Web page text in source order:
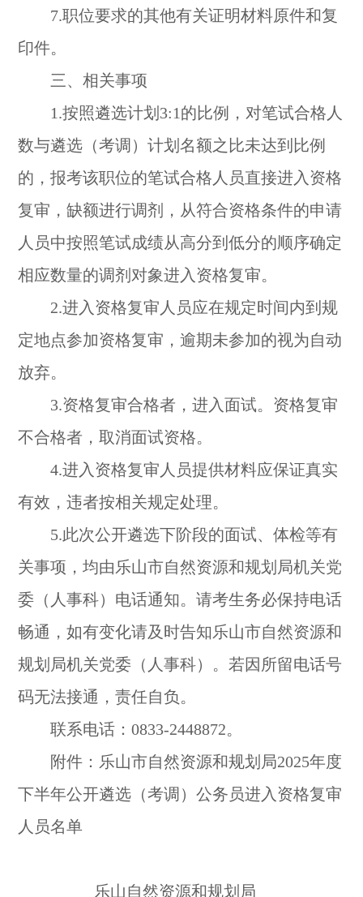
7.职位要求的其他有关证明材料原件和复
印件。
三、相关事项
1.按照遴选计划3:1的比例，对笔试合格人
数与遴选（考调）计划名额之比未达到比例
的，报考该职位的笔试合格人员直接进入资格
复审，缺额进行调剂，从符合资格条件的申请
人员中按照笔试成绩从高分到低分的顺序确定
相应数量的调剂对象进入资格复审。
2.进入资格复审人员应在规定时间内到规
定地点参加资格复审，逾期未参加的视为自动
放弃。
3.资格复审合格者，进入面试。资格复审
不合格者，取消面试资格。
4.进入资格复审人员提供材料应保证真实
有效，违者按相关规定处理。
5.此次公开遴选下阶段的面试、体检等有
关事项，均由乐山市自然资源和规划局机关党
委（人事科）电话通知。请考生务必保持电话
畅通，如有变化请及时告知乐山市自然资源和
规划局机关党委（人事科）。若因所留电话号
码无法接通，责任自负。
联系电话：0833-2448872。
附件：乐山市自然资源和规划局2025年度
下半年公开遴选（考调）公务员进入资格复审
人员名单
乐山自然资源和规划局